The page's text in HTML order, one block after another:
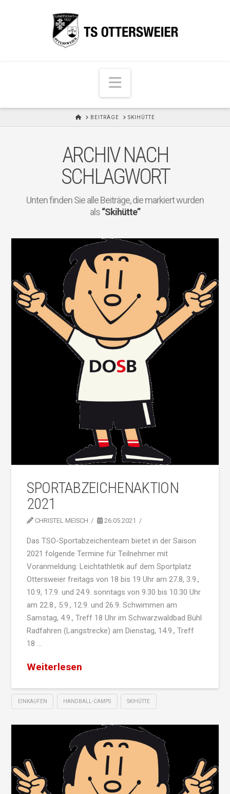
N
a
v
i
a
t
i
o
n
H
BEITRÄGE SKIHÜTTE
ARCHIV NACH
SCHLAGWORT
Unten finden Sie alle Beiträge, die markiert wurden
als“Skihütte”
SPORTABZEICHENAKTION
2021
CHRISTEL MEISCH 26.05.2021
Das TSO-Sportabzeichenteam bietet in der Saison
2021 folgende Termine für Teilnehmer mit
Voranmeldung: Leichtathletik auf dem Sportplatz
Ottersweier freitags von 18 bis 19 Uhr am 27.8, 3.9.,
10.9, 17.9. und 24.9. sonntags von 9.30 bis 10.30 Uhr
am 22.8., 5.9., 12.9. und 26.9. Schwimmen am
Samstag, 4.9., Treff 18 Uhr im Schwarzwaldbad Bühl
Radfahren (Langstrecke) am Dienstag, 14.9., Treff
18 …
Weiterlesen
EINKAUFEN HANDBALL-CAMPS SKIHÜTTE